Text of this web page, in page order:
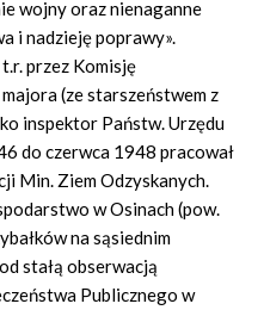
wojny oraz nienaganne
i nadzieję poprawy».
przez Komisję
(ze starszeństwem z
inspektor Państw. Urzędu
do czerwca 1948 pracował
Min. Ziem Odzyskanych.
w Osinach (pow.
na sąsiednim
stałą obserwacją
Publicznego w